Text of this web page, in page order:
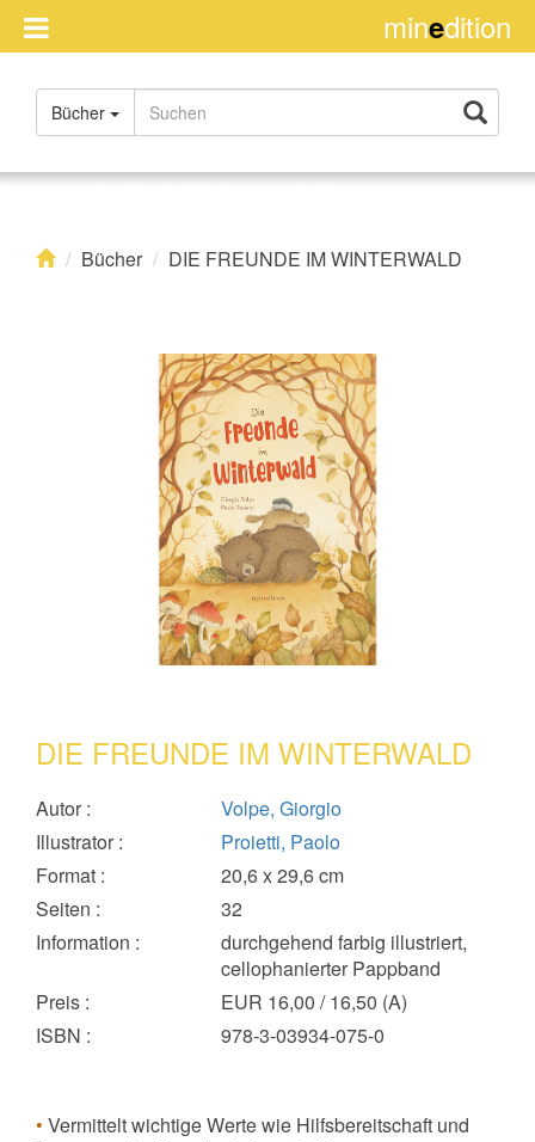
minedition
Impressum
Über
Rights
Bücher
Bücher DIE FREUNDE IM WINTERWALD
DIE FREUNDE IM WINTERWALD
Autor :
Volpe, Giorgio
Illustrator :
Proietti, Paolo
Format :
20,6 x 29,6 cm
Seiten :
32
Information :
durchgehend farbig illustriert,
cellophanierter Pappband
Preis :
EUR 16,00 / 16,50 (A)
ISBN : 978-3-03934-075-0
• Vermittelt wichtige Werte wie Hilfsbereitschaft und